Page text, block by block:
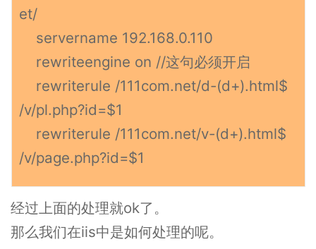
et/
servername 192.168.0.110
rewriteengine on //这句必须开启
rewriterule /111com.net/d-(d+).html$
/v/pl.php?id=$1
rewriterule /111com.net/v-(d+).html$
/v/page.php?id=$1
经过上面的处理就ok了。
那么我们在iis中是如何处理的呢。